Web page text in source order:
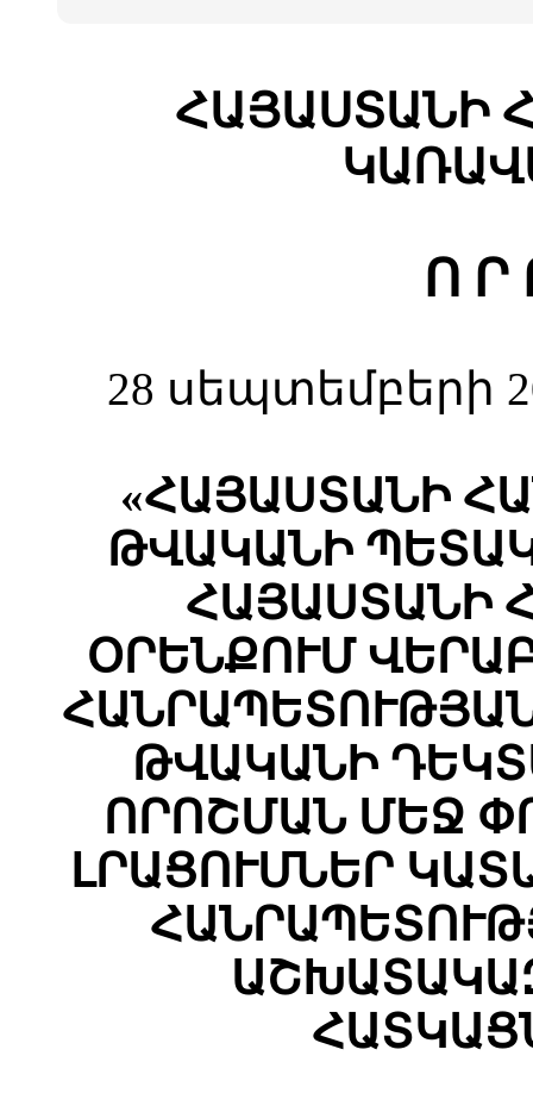
ՀԱՅԱՍՏԱՆԻ
Ո Ր
28 սեպտեմբերի
«ՀԱՅԱՍՏԱՆԻ
ԹՎԱԿԱՆԻ
ՀԱՅԱՍՏԱՆԻ
ՕՐԵՆՔՈՒՄ
ԹՎԱԿԱՆԻ
ՈՐՈՇՄԱՆ ՄԵՋ
ԼՐԱՑՈՒՄՆԵՐ